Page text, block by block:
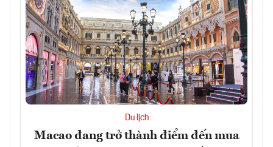
Du lịch
Macao đang trở thành điểm đến mua